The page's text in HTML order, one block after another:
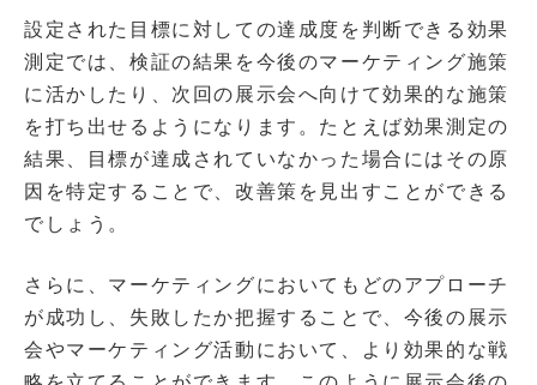
設定された目標に対しての達成度を判断できる効果
測定では、検証の結果を今後のマーケティング施策
に活かしたり、次回の展示会へ向けて効果的な施策
を打ち出せるようになります。たとえば効果測定の
結果、目標が達成されていなかった場合にはその原
因を特定することで、改善策を見出すことができる
でしょう。
さらに、マーケティングにおいてもどのアプローチ
が成功し、失敗したか把握することで、今後の展示
会やマーケティング活動において、より効果的な戦